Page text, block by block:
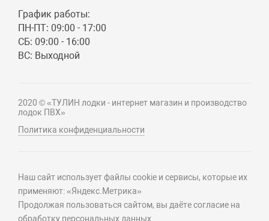
График работы:
ПН-ПТ: 09:00 - 17:00
СБ: 09:00 - 16:00
ВС: Выходной
2020 © «ТУЛИН лодки - интернет магазин и производство
лодок ПВХ»
Политика конфиденциальности
Наш сайт использует файлы cookie и сервисы, которые их
применяют: «Яндекс.Метрика»
Продолжая пользоваться сайтом, вы даёте согласие на
обработку персональных данных.